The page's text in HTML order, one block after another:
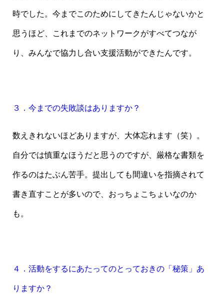
時でした。今までこのためにしてきたんじゃないかと
思うほど、これまでのネットワークがすべてつなが
り、みんなで協力し合い支援活動ができたんです。
３．今までの失敗談はありますか？
数えきれないほどありますが、大体忘れます（笑）。
自分では慎重なほうだと思うのですが、厳格な書類を
作るのはたぶん苦手。提出しても間違いを指摘されて
書き直すことが多いので、おっちょこちょいなのか
も。
４．活動をするにあたってのとっておきの「秘策」あ
りますか？